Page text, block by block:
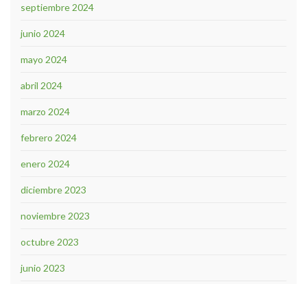
septiembre 2024
junio 2024
mayo 2024
abril 2024
marzo 2024
febrero 2024
enero 2024
diciembre 2023
noviembre 2023
octubre 2023
junio 2023